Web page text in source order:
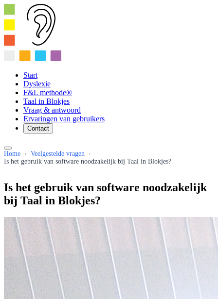
Start
Dyslexie
F&L methode®
Taal in Blokjes
Vraag & antwoord
Ervaringen van gebruikers
Contact
Home › Veelgestelde vragen ›
Is het gebruik van software noodzakelijk bij Taal in Blokjes?
Is het gebruik van software noodzakelijk
bij Taal in Blokjes?